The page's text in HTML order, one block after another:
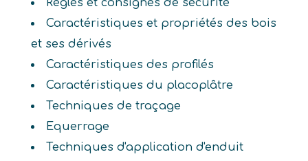
Règles et consignes de sécurité
Caractéristiques et propriétés des bois
et ses dérivés
Caractéristiques des profilés
Caractéristiques du placoplâtre
Techniques de traçage
Equerrage
Techniques d'application d'enduit